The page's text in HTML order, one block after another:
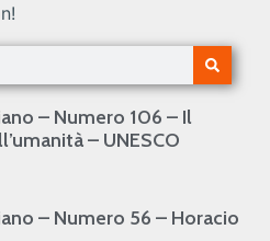
– Numero 106 – Il
– UNESCO
– Numero 56 – Horacio